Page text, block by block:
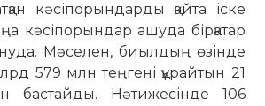
кәсіпорындарды қайта іске
кәсіпорындар ашуда бірқатар
Мәселен, биылдың өзінде
579 млн теңгені құрайтын 21
бастайды. Нәтижесінде 106